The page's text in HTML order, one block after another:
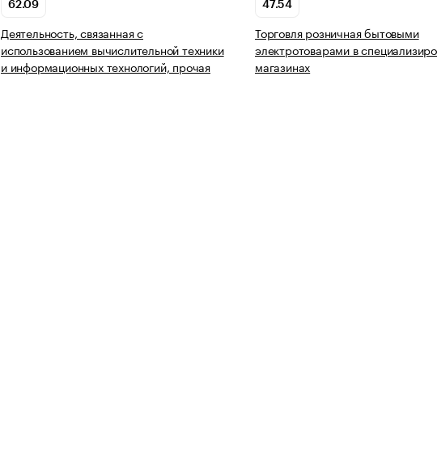
62.09
Деятельность, связанная с
использованием вычислительной техники
и информационных технологий, прочая
47.54
Торговля розничная бытовыми
электротоварами в
магазинах